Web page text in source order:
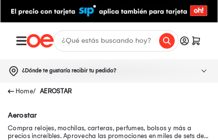
¿Dónde te gustaría recibir tu pedido?
AEROSTAR
Aerostar
Compra relojes, mochilas, carteras, perfumes, bolsos y más a
precios increíbles. Aprovecha las promociones en miles de sets de